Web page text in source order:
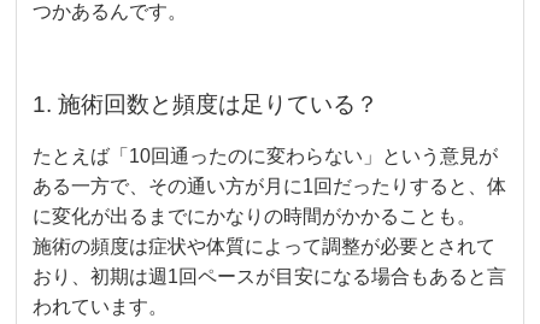
つかあるんです。
1. 施術回数と頻度は足りている？
たとえば「10回通ったのに変わらない」という意見が
ある一方で、その通い方が月に1回だったりすると、体
に変化が出るまでにかなりの時間がかかることも。
施術の頻度は症状や体質によって調整が必要とされて
おり、初期は週1回ペースが目安になる場合もあると言
われています。